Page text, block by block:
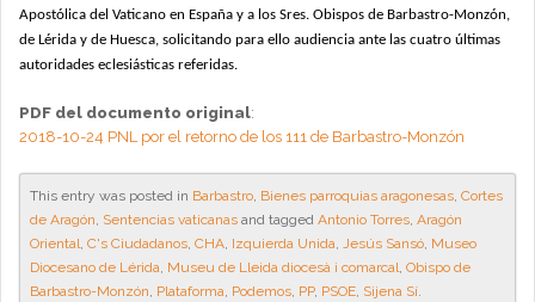
Apostólica del Vaticano en España y a los Sres. Obispos de Barbastro-Monzón,
de Lérida y de Huesca, solicitando para ello audiencia ante las cuatro últimas
autoridades eclesiásticas referidas.
PDF del documento original:
2018-10-24 PNL por el retorno de los 111 de Barbastro-Monzón
This entry was posted in Barbastro, Bienes parroquias aragonesas, Cortes
de Aragón, Sentencias vaticanas and tagged Antonio Torres, Aragón
Oriental, C's Ciudadanos, CHA, Izquierda Unida, Jesús Sansó, Museo
Diocesano de Lérida, Museu de Lleida diocesà i comarcal, Obispo de
Barbastro-Monzón, Plataforma, Podemos, PP, PSOE, Sijena Sí.